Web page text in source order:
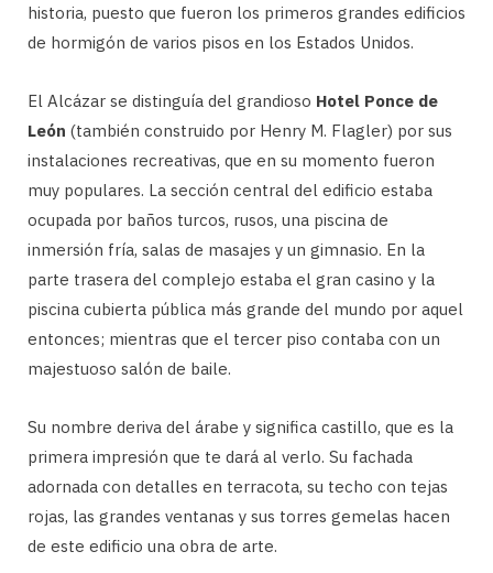
historia, puesto que fueron los primeros grandes edificios
de hormigón de varios pisos en los Estados Unidos.
El Alcázar se distinguía del grandioso Hotel Ponce de
León (también construido por Henry M. Flagler) por sus
instalaciones recreativas, que en su momento fueron
muy populares. La sección central del edificio estaba
ocupada por baños turcos, rusos, una piscina de
inmersión fría, salas de masajes y un gimnasio. En la
parte trasera del complejo estaba el gran casino y la
piscina cubierta pública más grande del mundo por aquel
entonces; mientras que el tercer piso contaba con un
majestuoso salón de baile.
Su nombre deriva del árabe y significa castillo, que es la
primera impresión que te dará al verlo. Su fachada
adornada con detalles en terracota, su techo con tejas
rojas, las grandes ventanas y sus torres gemelas hacen
de este edificio una obra de arte.